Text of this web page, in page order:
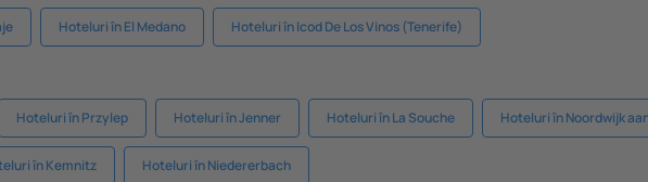
Hoteluri în El Medano Hoteluri în Icod De Los Vinos (Tenerife)
Hoteluri în Przylep Hoteluri în Jenner Hoteluri în La Souche Hoteluri în Noordwijk
în Kemnitz Hoteluri în Niedererbach